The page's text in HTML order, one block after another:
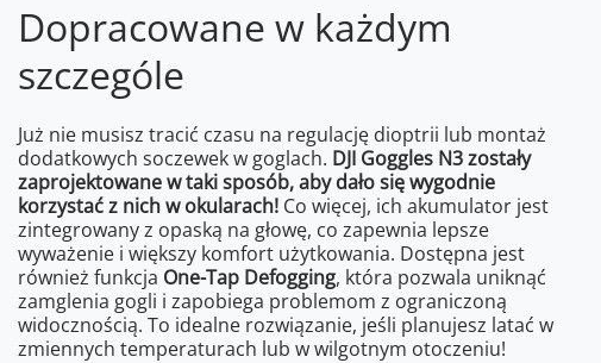
Dopracowane w każdym
szczególe
Już nie musisz tracić czasu na regulację dioptrii lub montaż
dodatkowych soczewek w goglach. DJI Goggles N3 zostały
zaprojektowane w taki sposób, aby dało się wygodnie
korzystać z nich w okularach! Co więcej, ich akumulator jest
zintegrowany z opaską na głowę, co zapewnia lepsze
wyważenie i większy komfort użytkowania. Dostępna jest
również funkcja One-Tap Defogging, która pozwala uniknąć
zamglenia gogli i zapobiega problemom z ograniczoną
widocznością. To idealne rozwiązanie, jeśli planujesz latać w
zmiennych temperaturach lub w wilgotnym otoczeniu!